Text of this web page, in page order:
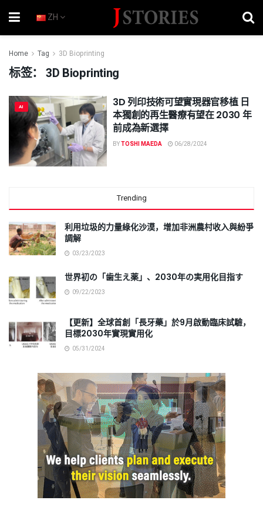
ZH
Home Tag 3D Bioprinting
标签：3D Bioprinting
AI
3D 列印技術可望實現器官移植 日
本獨創的再生醫療有望在 2030 年
前成為新選擇
BYTOSHI MAEDA 06/28/2024
Trending
利用垃圾的力量綠化沙漠，增加非洲農村收入與紛爭
調解
03/23/2023
世界初の「歯生え薬」、2030年の実用化目指す
09/22/2023
【更新】全球首創「長牙藥」於9月啟動臨床試驗，
目標2030年實現實用化
05/31/2024